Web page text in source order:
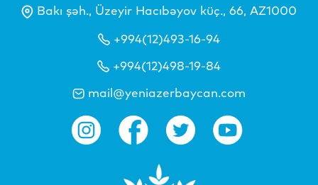
Bakı şəh., Üzeyir Hacıbəyov küç., 66, AZ1000
+994(12)493-16-94
+994(12)498-19-84
mail@yeniazerbaycan.com